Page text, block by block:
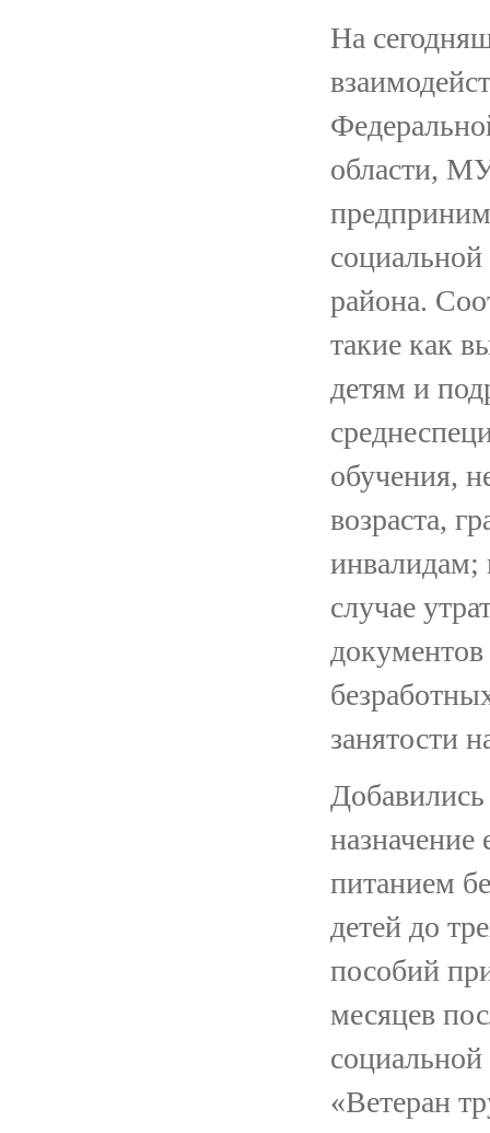
На
области,
района.
такие как
детям и
обучения,
возраста,
инвалидам;
случае
документов
занятости
питанием
детей до
пособий
месяцев
«Ветеран